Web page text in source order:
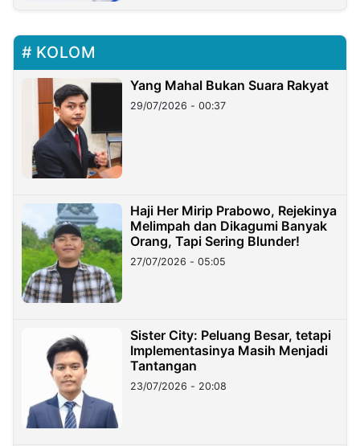
KOLOM
Yang Mahal Bukan Suara Rakyat
29/07/2026 - 00:37
Haji Her Mirip Prabowo, Rejekinya
Melimpah dan Dikagumi Banyak
Orang, Tapi Sering Blunder!
27/07/2026 - 05:05
Sister City: Peluang Besar, tetapi
Implementasinya Masih Menjadi
Tantangan
23/07/2026 - 20:08